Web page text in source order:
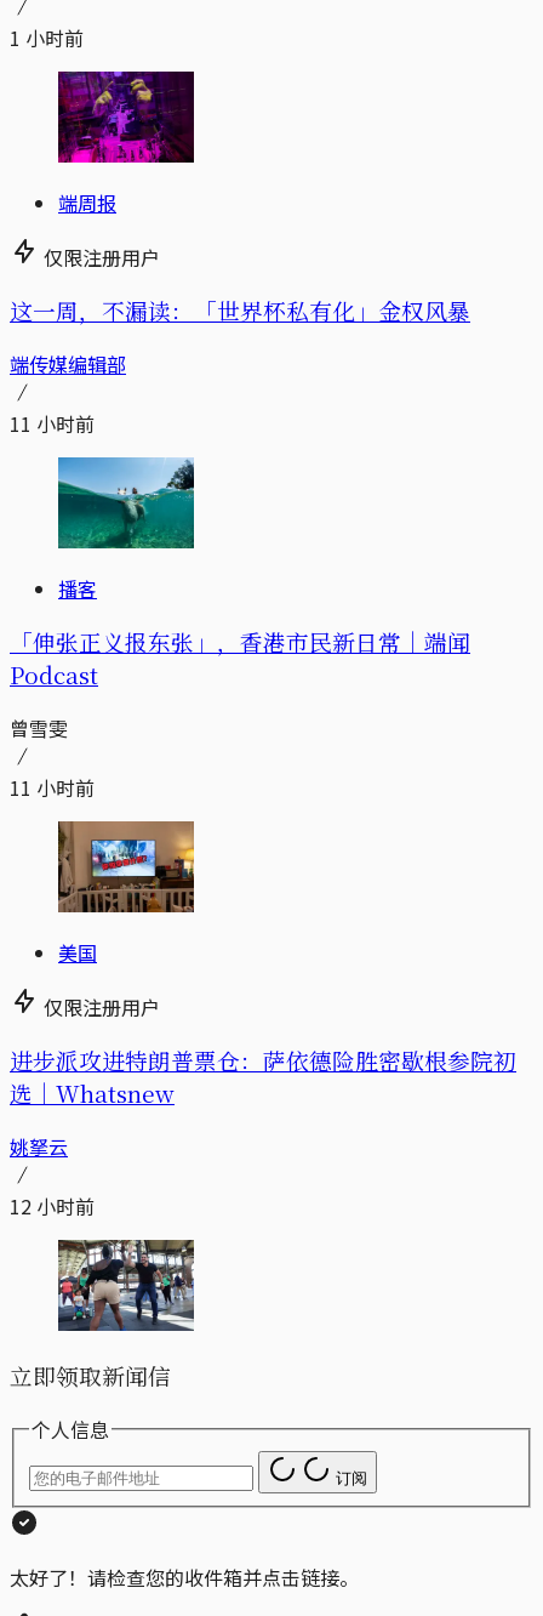
1 小时前
端周报
仅限注册用户
这一周，不漏读：「世界杯私有化」金权风暴
端传媒编辑部
11 小时前
播客
「伸张正义报东张」，香港市民新日常｜端闻
Podcast
曾雪雯
11 小时前
美国
仅限注册用户
进步派攻进特朗普票仓：萨依德险胜密歇根参院初
选｜Whatsnew
姚拏云
12 小时前
立即领取新闻信
个人信息
订阅
太好了！请检查您的收件箱并点击链接。